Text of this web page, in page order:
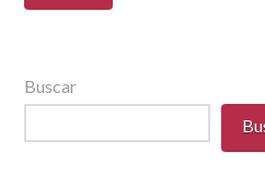
Buscar